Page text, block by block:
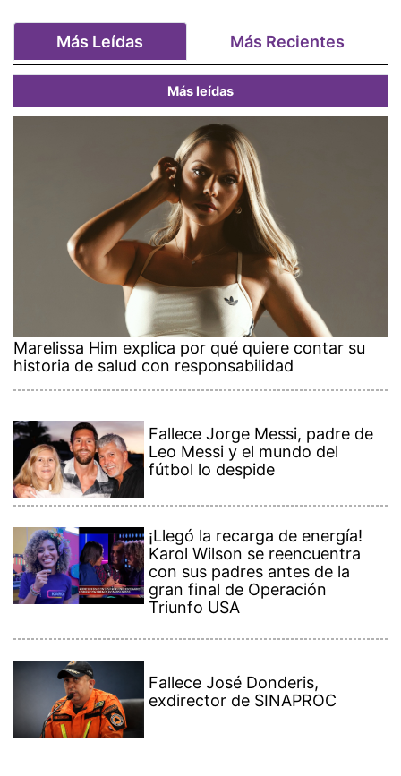
Más Leídas Más Recientes
Más leídas
Marelissa Him explica por qué quiere contar su
historia de salud con responsabilidad
Fallece Jorge Messi, padre de
Leo Messi y el mundo del
fútbol lo despide
¡Llegó la recarga de energía!
Karol Wilson se reencuentra
con sus padres antes de la
gran final de Operación
Triunfo USA
Fallece José Donderis,
exdirector de SINAPROC